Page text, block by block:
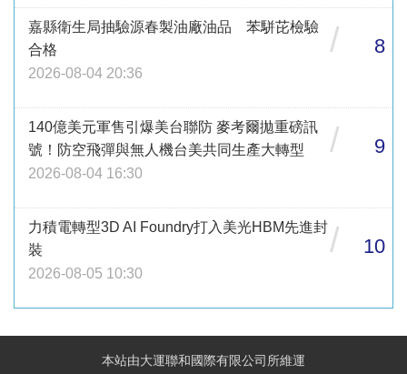
嘉縣衛生局抽驗源春製油廠油品 苯駢芘檢驗
合格
2026-08-04 20:36
/ 8
140億美元軍售引爆美台聯防 麥考爾拋重磅訊
號！防空飛彈與無人機台美共同生產大轉型
2026-08-04 16:30
/ 9
力積電轉型3D AI Foundry打入美光HBM先進封
裝
2026-08-05 10:30
/ 10
本站由大運聯和國際有限公司所維運